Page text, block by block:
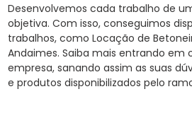
Desenvolvemos cada trabalho de
objetiva. Com isso, conseguimos
trabalhos, como Locação de
Andaimes. Saiba mais entrando em
empresa, sanando assim as suas
e produtos disponibilizados pelo